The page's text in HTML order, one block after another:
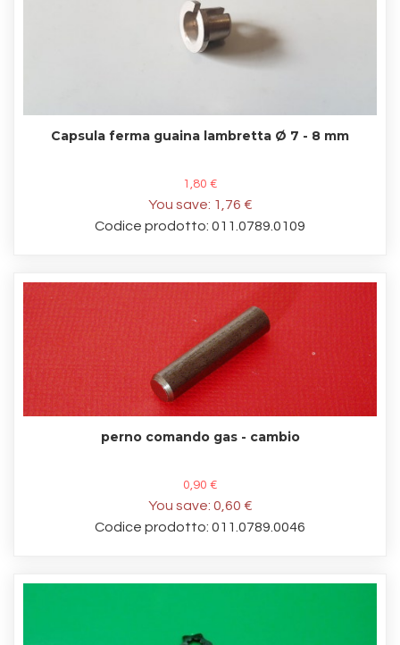
Capsula ferma guaina lambretta Ø 7 - 8 mm
1,80 €
You save: 1,76 €
Codice prodotto: 011.0789.0109
perno comando gas - cambio
0,90 €
You save: 0,60 €
Codice prodotto: 011.0789.0046